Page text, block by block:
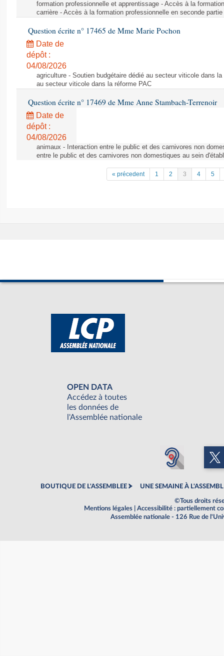
formation professionnelle et apprentissage - Accès à la
carrière - Accès à la formation professionnelle en seconde partie
Question écrite n° 17465 de Mme Marie Pochon
Date de
dépôt :
04/08/2026
agriculture - Soutien budgétaire dédié au secteur viticole dans
au secteur viticole dans la réforme PAC
Question écrite n° 17469 de Mme Anne Stambach-Terrenoir
Date de
dépôt :
04/08/2026
animaux - Interaction entre le public et des carnivores non
entre le public et des carnivores non domestiques au sein
« précedent 1 2 3 4 5
OPEN DATA
Accédez à toutes
les données de
l'Assemblée nationale
BOUTIQUE DE L'ASSEMBLEE UNE SEMAINE À
©Tous droits
Mentions légales
Accessibilité : partiellement
Assemblée nationale - 126 Rue de